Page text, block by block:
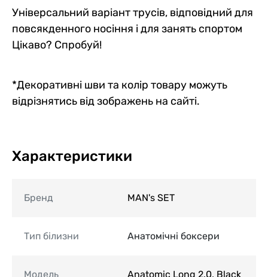
Універсальний варіант трусів, відповідний для
повсякденного носіння і для занять спортом
Цікаво? Спробуй!
*Декоративні шви та колір товару можуть
відрізнятись від зображень на сайті.
Характеристики
Бренд MAN's SET
Тип білизни Анатомічні боксери
Модель Anatomic Long 2.0, Black